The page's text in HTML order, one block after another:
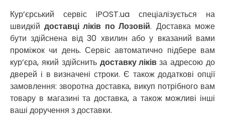
Кур’єрський сервіс iPOST.ua спеціалізується на
швидкій доставці ліків по Лозовій. Доставка може
бути здійснена від 30 хвилин або у вказаний вами
проміжок чи день. Сервіс автоматично підбере вам
кур’єра, який здійснить доставку ліківза адресою до
дверей і в визначені строки. Є також додаткові опції
замовлення: зворотна доставка, викуп потрібного вам
товару в магазині та доставка, а також можливі інші
ваші доручення з доставки.
Новосілки
Нововолинськ
Обухів
Обухівка
Одеса
Острог
Павлоград
Переяслав
Первомайськ
Пісочин